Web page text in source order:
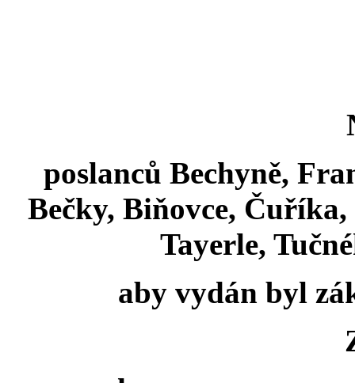
poslanců Bechyně,
Bečky, Biňovce,
Tayerle,
aby vydán byl